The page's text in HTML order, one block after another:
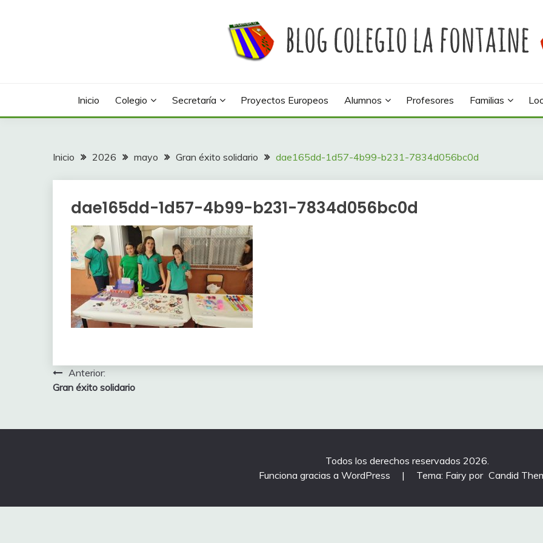
Inicio Colegio Secretaría Proyectos Europeos Alumnos Profesores Familias
Inicio 2026 mayo Gran éxito solidario dae165dd-1d57-4b99-b231-7834d056bc0d
dae165dd-1d57-4b99-b231-7834d056bc0d
Navegación
de
Anterior:
Gran éxito solidario
Todos los derechos reservados 2026.
Funciona gracias a WordPress
| Tema: Fairy por Candid